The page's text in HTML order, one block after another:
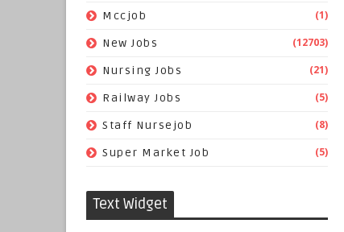
Mccjob (1)
New Jobs (12703)
Nursing Jobs (21)
Railway Jobs (5)
Staff Nursejob (8)
Super Market Job (5)
Text Widget